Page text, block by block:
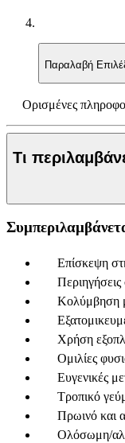
Παραλαβή
Ορισμένες
Τι
Επίσκεψη
Κολύμβηση
Χρήση
Ομιλίες
Ευγενικές
Τροπικό
Πρωινό και
Ολόσωμη/